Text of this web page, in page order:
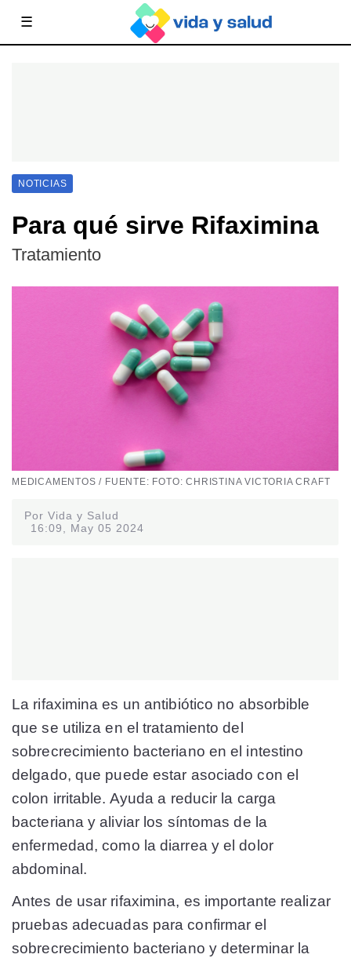
☰
NOTICIAS
Para qué sirve Rifaximina
Tratamiento
MEDICAMENTOS / FUENTE: FOTO: CHRISTINA VICTORIA CRAFT
Por Vida y Salud
16:09, May 05 2024
La rifaximina es un antibiótico no absorbible
que se utiliza en el tratamiento del
sobrecrecimiento bacteriano en el intestino
delgado, que puede estar asociado con el
colon irritable. Ayuda a reducir la carga
bacteriana y aliviar los síntomas de la
enfermedad, como la diarrea y el dolor
abdominal.
Antes de usar rifaximina, es importante realizar
pruebas adecuadas para confirmar el
sobrecrecimiento bacteriano y determinar la